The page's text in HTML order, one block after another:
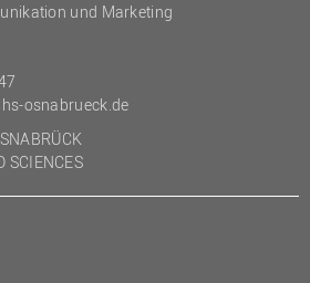
und Marketing
osnabrueck.de
SCIENCES